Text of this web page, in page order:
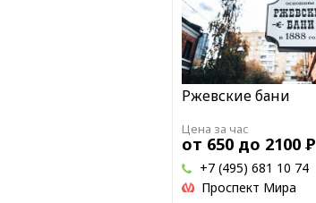
Ржевские бани
Цена за час
от 650 до 2100 Р
Проспект Мира
+7 (495) 681 10 74